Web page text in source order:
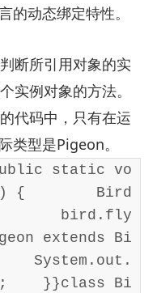
的动态绑定特性。
断所引用对象的实
实例对象的方法。
代码中，只有在运
类型是Pigeon。
static vo
{        Bird
bird.fly
extends Bi
System.out.
}}class Bi